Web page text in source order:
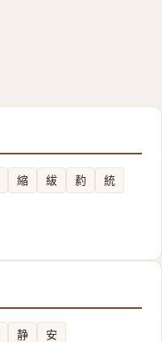
縮 紱 䋤
統
静 安